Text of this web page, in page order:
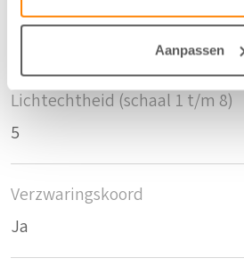
Aanpassen
Lichtechtheid (schaal 1 t/m 8)
5
Verzwaringskoord
Ja